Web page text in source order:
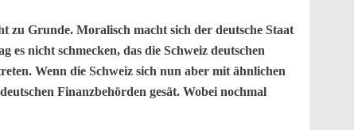
zu Grunde. Moralisch macht sich der deutsche Staat
es nicht schmecken, das die Schweiz deutschen
Wenn die Schweiz sich nun aber mit ähnlichen
Finanzbehörden gesät. Wobei nochmal